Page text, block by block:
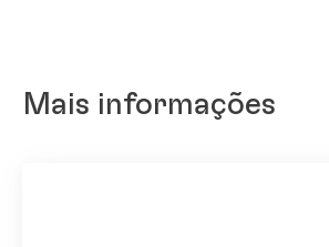
Mais informações